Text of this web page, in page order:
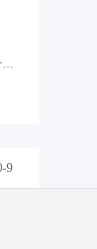
绝地求生刺激战场更新夏日新版本有什么福利？
9